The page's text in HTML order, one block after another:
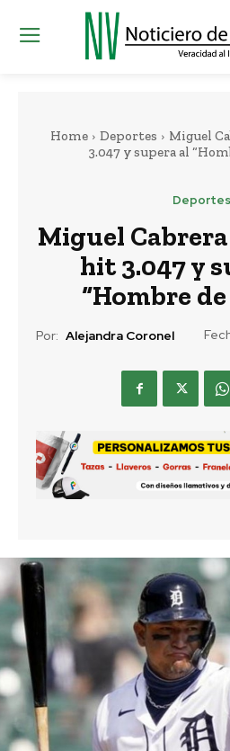
Home Deportes
Miguel
3.047 y supera al
Deportes
Miguel
hit 3.047 y
“Hombre
Por: Alejandra Coronel